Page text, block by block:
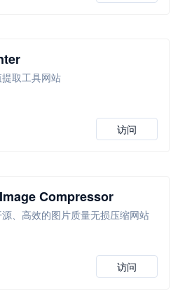
取工具网站
访问
Compressor
、高效的图片质量无损压缩网站
访问